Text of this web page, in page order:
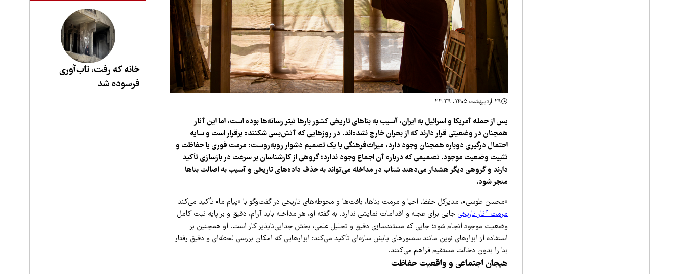
۲۹ اردیبهشت ۱۴۰۵، ۲۳:۳۹
پس از حمله آمریکا و اسرائیل به ایران، آسیب به بناهای تاریخی کشور بارها تیتر رسانه‌ها بوده است، اما این آثار
همچنان در وضعیتی قرار دارند که از بحران خارج نشده‌اند. در روزهایی که آتش‌بسی شکننده برقرار است و سایه
احتمال درگیری دوباره همچنان وجود دارد، میراث‌فرهنگی با یک تصمیم دشوار روبه‌روست: مرمت فوری یا حفاظت و
تثبیت وضعیت موجود. تصمیمی که درباره آن اجماع وجود ندارد؛ گروهی از کارشناسان بر سرعت در بازسازی تأکید
دارند و گروهی دیگر هشدار می‌دهند شتاب در مداخله می‌تواند به حذف داده‌های تاریخی و آسیب به اصالت بناها
منجر شود.
«محسن طوسی»، مدیرکل حفظ، احیا و مرمت بناها، بافت‌ها و محوطه‌های تاریخی در گفت‌وگو با «پیام ما» تأکید می‌کند
مرمت آثار تاریخی جایی برای عجله و اقدامات نمایشی ندارد. به گفته او، هر مداخله باید آرام، دقیق و بر پایه ثبت کامل
وضعیت موجود انجام شود؛ جایی که مستندسازی دقیق و تحلیل علمی، بخش جدایی‌ناپذیر کار است. او همچنین بر
استفاده از ابزارهای نوین مانند سنسورهای پایش سازه‌ای تأکید می‌کند؛ ابزارهایی که امکان بررسی لحظه‌ای و دقیق رفتار
بنا را بدون دخالت مستقیم فراهم می‌کنند.
هیجان اجتماعی و واقعیت حفاظت
خانه که رفت، تاب‌آوری
فرسوده شد